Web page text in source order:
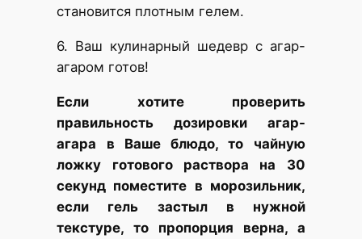
становится плотным гелем.
6. Ваш кулинарный шедевр с агар-
агаром готов!
Если хотите проверить
правильность дозировки агар-
агара в Ваше блюдо, то чайную
ложку готового раствора на 30
секунд поместите в морозильник,
если гель застыл в нужной
текстуре, то пропорция верна, а